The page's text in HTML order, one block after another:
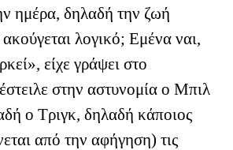
ημέρα, δηλαδή την ζωή
λογικό; Εμένα ναι,
είχε γράψει στο
στην αστυνομία ο Μπιλ
ο Τριγκ, δηλαδή κάποιος
από την αφήγηση) τις